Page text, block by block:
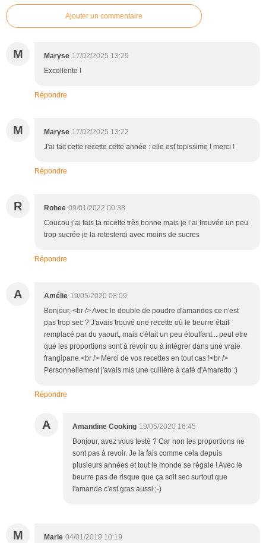
Ajouter un commentaire
M Maryse 17/02/2025 13:29
Excellente !
Répondre
M Maryse 17/02/2025 13:22
J'ai fait cette recette cette année : elle est topissime ! merci !
Répondre
R Rohee 09/01/2022 00:38
Coucou j’ai fais ta recette très bonne mais je l’ai trouvée un peu
trop sucrée je la retesterai avec moins de sucres
Répondre
A Amélie 19/05/2020 08:09
Bonjour, <br /> Avec le double de poudre d'amandes ce n'est
pas trop sec ? J'avais trouvé une recette où le beurre était
remplacé par du yaourt, mais c'était un peu étouffant... peut etre
que les proportions sont à revoir ou à intégrer dans une vraie
frangipane.<br /> Merci de vos recettes en tout cas !<br />
Personnellement j'avais mis une cuillère à café d'Amaretto :)
Répondre
A Amandine Cooking 19/05/2020 16:45
Bonjour, avez vous testé ? Car non les proportions ne
sont pas à revoir. Je la fais comme cela depuis
plusieurs années et tout le monde se régale ! Avec le
beurre pas de risque que ça soit sec surtout que
l'amande c'est gras aussi ;-)
M Marie 04/01/2019 10:19